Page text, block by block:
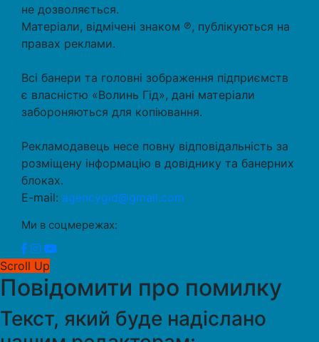
не дозволяється.
Матеріали, відмічені знаком ℗, публікуються на
правах реклами.
Всі банери та головні зображення підприємств
є власністю «Волинь Гід», дані матеріали
забороняються для копіювання.
Рекламодавець несе повну відповідальність за
розміщену інформацію в довіднику та банерних
блоках.
E-mail: agencygid@gmail.com
Ми в соцмережах:
Scroll Up
Повідомити про помилку
Текст, який буде надіслано